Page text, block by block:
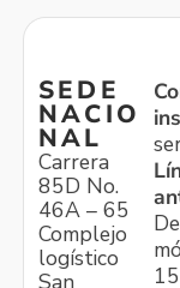
SEDE
NACIO
NAL
Carrera
85D No.
46A – 65
Complejo
logístico